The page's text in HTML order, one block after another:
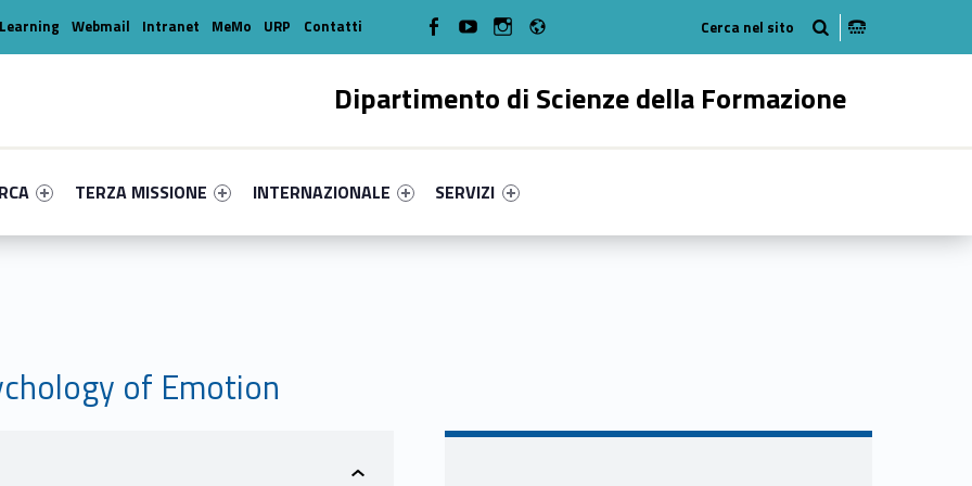
Dipartimento di Scienze della Formazione
TERZA MISSIONE
INTERNAZIONALE
SERVIZI
Webmail Intranet MeMo URP Contatti WebMan on FacebookWebMan on YoutubeWebMan on Instagram
of Emotion